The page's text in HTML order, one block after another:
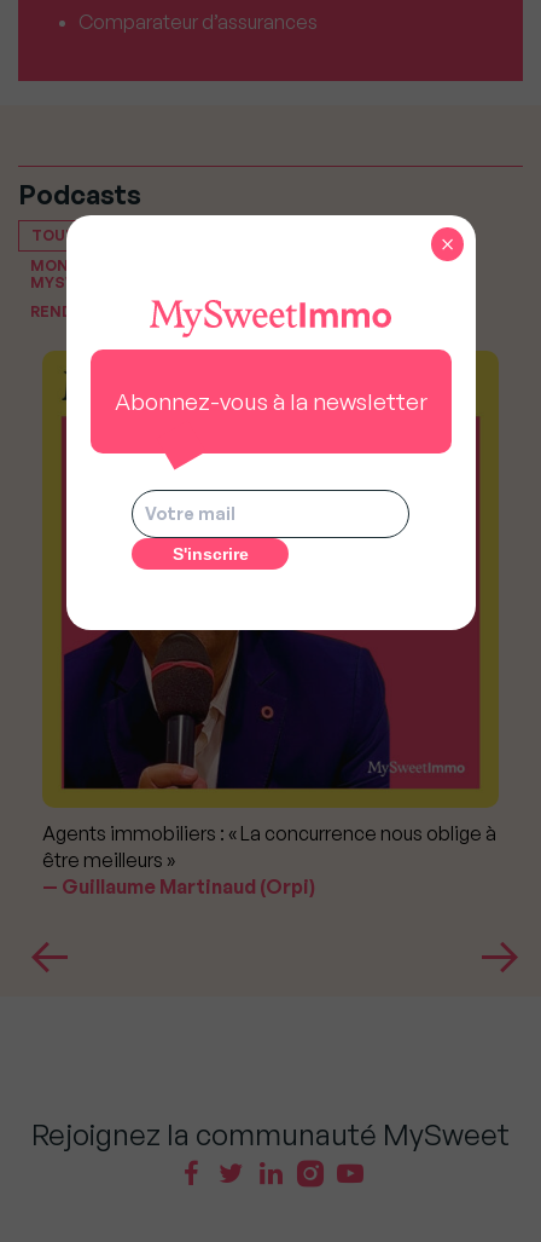
Comparateur d’assurances
Podcasts
TOUT VOIR
MON PODCAST IMMO, LE PODCAST IMMOBILIER DE
MYSWEETIMMO
RENDEZ-VOUS DU NOTAIRE
Agents immobiliers : « La concurrence nous oblige à
être meilleurs »
Guillaume Martinaud (Orpi)
Rejoignez la communauté MySweet
Abonnez-vous à la newsletter
×